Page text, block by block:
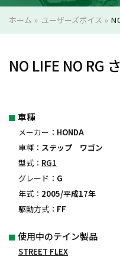
ホーム » ユーザーズボイス »
NO LIFE NO RG
車種
メーカー： HONDA
車種： ステップ ワゴン
型式： RG1
グレード： G
年式： 2005/平成17年
駆動方式： FF
使用中のテイン製品
STREET FLEX